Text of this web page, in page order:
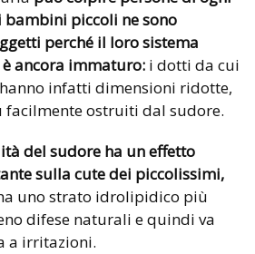
bambini piccoli ne sono
perché il loro sistema
ancora immaturo: i dotti da cui
infatti dimensioni ridotte,
ostruiti dal sudore.
del sudore ha un effetto
sulla cute dei piccolissimi,
uno strato idrolipidico più
difese naturali e quindi va
a irritazioni.